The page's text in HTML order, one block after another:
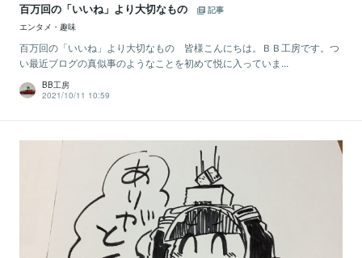
百万回の「いいね」より大切なもの
記事
エンタメ・趣味
百万回の「いいね」より大切なもの 皆様こんにちは。ＢＢ工房です。つ
い最近ブログの真似事のようなことを初めて悦に入っていま...
BB工房
2021/10/11 10:59